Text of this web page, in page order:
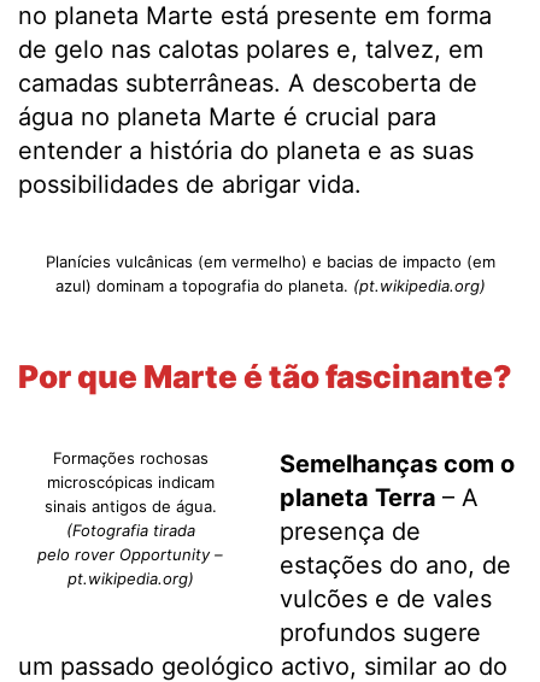
no planeta Marte está presente em forma
de gelo nas calotas polares e, talvez, em
camadas subterrâneas. A descoberta de
água no planeta Marte é crucial para
entender a história do planeta e as suas
possibilidades de abrigar vida.
Planícies vulcânicas (em vermelho) e bacias de impacto (em
azul) dominam a topografia do planeta. (pt.wikipedia.org)
Por que Marte é tão fascinante?
Formações rochosas
microscópicas indicam
sinais antigos de água.
(Fotografia tirada
pelo rover Opportunity –
pt.wikipedia.org)
Semelhanças com o
planeta Terra – A
presença de
estações do ano, de
vulcões e de vales
profundos sugere
um passado geológico activo, similar ao do